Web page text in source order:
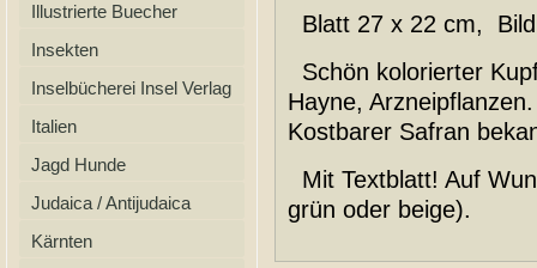
Illustrierte Buecher
Insekten
Inselbücherei Insel Verlag
Italien
Jagd Hunde
Judaica / Antijudaica
Kärnten
Blatt 27 x 22 cm,
Schön kolorierter
Hayne,
Kostbarer Safran
Mit Textblatt! Auf
grün oder beige).